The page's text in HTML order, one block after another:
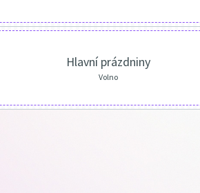
Hlavní prázdniny
Volno